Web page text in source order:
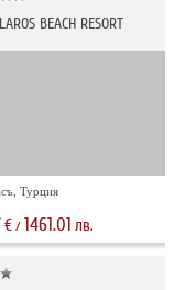
BEACH RESORT
Турция
€ / 1461.01 лв.